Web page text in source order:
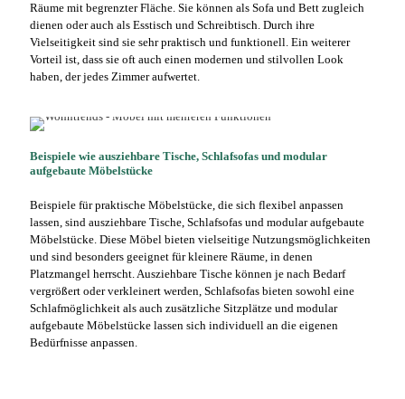
Räume mit begrenzter Fläche. Sie können als Sofa und Bett zugleich
dienen oder auch als Esstisch und Schreibtisch. Durch ihre
Vielseitigkeit sind sie sehr praktisch und funktionell. Ein weiterer
Vorteil ist, dass sie oft auch einen modernen und stilvollen Look
haben, der jedes Zimmer aufwertet.
Beispiele wie ausziehbare Tische, Schlafsofas und modular
aufgebaute Möbelstücke
Beispiele für praktische Möbelstücke, die sich flexibel anpassen
lassen, sind ausziehbare Tische, Schlafsofas und modular aufgebaute
Möbelstücke. Diese Möbel bieten vielseitige Nutzungsmöglichkeiten
und sind besonders geeignet für kleinere Räume, in denen
Platzmangel herrscht. Ausziehbare Tische können je nach Bedarf
vergrößert oder verkleinert werden, Schlafsofas bieten sowohl eine
Schlafmöglichkeit als auch zusätzliche Sitzplätze und modular
aufgebaute Möbelstücke lassen sich individuell an die eigenen
Bedürfnisse anpassen.